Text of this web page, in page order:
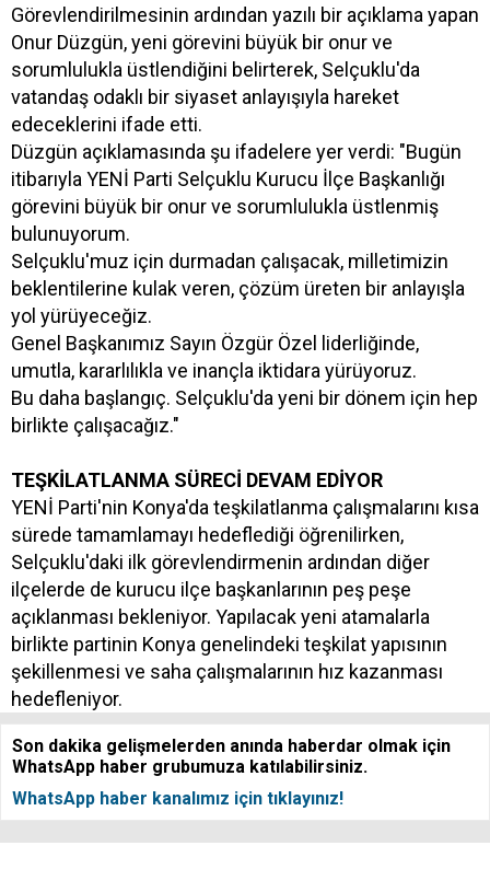
Görevlendirilmesinin ardından yazılı bir açıklama yapan
Onur Düzgün, yeni görevini büyük bir onur ve
sorumlulukla üstlendiğini belirterek, Selçuklu'da
vatandaş odaklı bir siyaset anlayışıyla hareket
edeceklerini ifade etti.
Düzgün açıklamasında şu ifadelere yer verdi: "Bugün
itibarıyla YENİ Parti Selçuklu Kurucu İlçe Başkanlığı
görevini büyük bir onur ve sorumlulukla üstlenmiş
bulunuyorum.
Selçuklu'muz için durmadan çalışacak, milletimizin
beklentilerine kulak veren, çözüm üreten bir anlayışla
yol yürüyeceğiz.
Genel Başkanımız Sayın Özgür Özel liderliğinde,
umutla, kararlılıkla ve inançla iktidara yürüyoruz.
Bu daha başlangıç. Selçuklu'da yeni bir dönem için hep
birlikte çalışacağız."
TEŞKİLATLANMA SÜRECİ DEVAM EDİYOR
YENİ Parti'nin Konya'da teşkilatlanma çalışmalarını kısa
sürede tamamlamayı hedeflediği öğrenilirken,
Selçuklu'daki ilk görevlendirmenin ardından diğer
ilçelerde de kurucu ilçe başkanlarının peş peşe
açıklanması bekleniyor. Yapılacak yeni atamalarla
birlikte partinin Konya genelindeki teşkilat yapısının
şekillenmesi ve saha çalışmalarının hız kazanması
hedefleniyor.
Son dakika gelişmelerden anında haberdar olmak için
WhatsApp haber grubumuza katılabilirsiniz.
WhatsApp haber kanalımız için tıklayınız!